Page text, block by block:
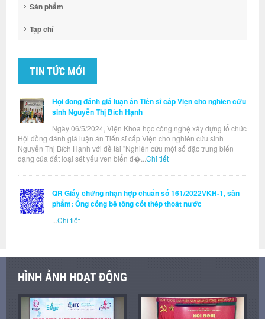
Sản phẩm
Tạp chí
TIN TỨC MỚI
Hội đồng đánh giá luận án Tiến sĩ cấp Viện cho nghiên cứu
sinh Nguyễn Thị Bích Hạnh
Ngày 06/5/2024, Viện Khoa học công nghệ xây dựng tổ chức
Hội đồng đánh giá luận án Tiến sĩ cấp Viện cho nghiên cứu sinh
Nguyễn Thị Bích Hạnh với đề tài "Nghiên cứu một số đặc trưng biến
dạng của đất loại sét yếu ven biển đ�... Chi tiết
QR Giấy chứng nhận hợp chuẩn số 161/2022VKH-1, sản
phẩm: Ống cống bê tông cốt thép thoát nước
Chi tiết
HÌNH ẢNH HOẠT ĐỘNG